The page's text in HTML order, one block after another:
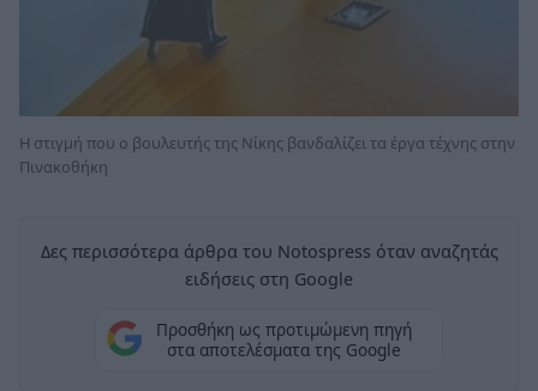
Η στιγμή που ο βουλευτής της Νίκης βανδαλίζει τα έργα τέχνης στην
Πινακοθήκη
Δες περισσότερα άρθρα του Notospress όταν αναζητάς
ειδήσεις στη Google
Προσθήκη ως προτιμώμενη πηγή
στα αποτελέσματα της Google